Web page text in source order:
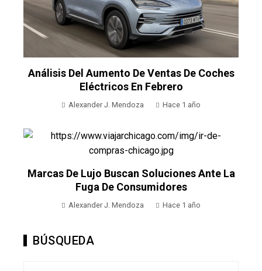
Análisis Del Aumento De Ventas De Coches
Eléctricos En Febrero
Alexander J. Mendoza Hace 1 año
Marcas De Lujo Buscan Soluciones Ante La
Fuga De Consumidores
Alexander J. Mendoza Hace 1 año
BÚSQUEDA